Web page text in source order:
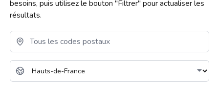
besoins, puis utilisez le bouton "Filtrer" pour actualiser les
résultats.